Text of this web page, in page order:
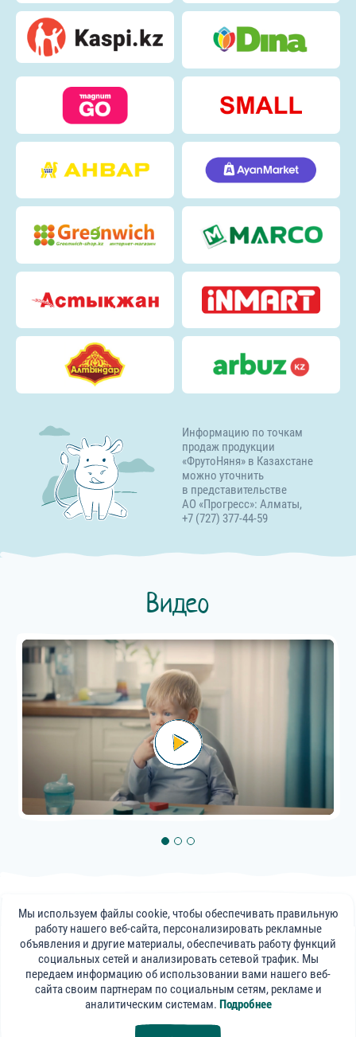
Информацию по точкам
продаж продукции
«ФрутоНяня» в Казахстане
можно уточнить
в представительстве
АО «Прогресс»: Алматы,
+7 (727) 377-44-59
Видео
© 2022, АО «Прогресс»
Публикации, советы и видеоматериалы на сайте frutonyanya.uz
носят информативный характер. Консультации специалистов
портала носят справочный характер и не могут заменить визит к
вашему лечащему врачу.
«ФрутоНяня»
в социальных сетях:
Мы используем файлы cookie, чтобы обеспечивать правильную
работу нашего веб-сайта, персонализировать рекламные
объявления и другие материалы, обеспечивать работу функций
социальных сетей и анализировать сетевой трафик. Мы
передаем информацию об использовании вами нашего веб-
сайта своим партнерам по социальным сетям, рекламе и
аналитическим системам. Подробнее